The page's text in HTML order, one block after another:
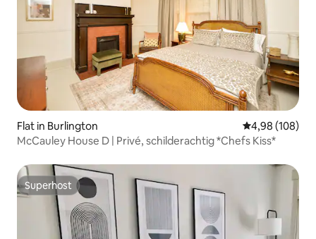
Flat in Burlington Gemiddelde
4,98 (108)
McCauley House D | Privé, schilderachtig *Chefs Kiss*
Superhost
Superhost